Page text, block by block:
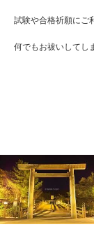
試験や合格祈願にご
何でもお祓いしてし